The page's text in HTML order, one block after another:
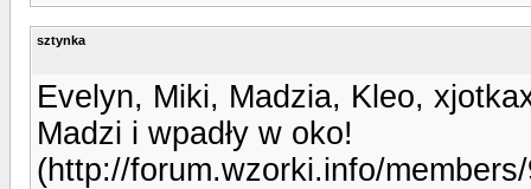
sztynka
Evelyn, Miki, Madzia, Kleo,
Madzi i wpadły w oko!
(http://forum.wzorki.info/